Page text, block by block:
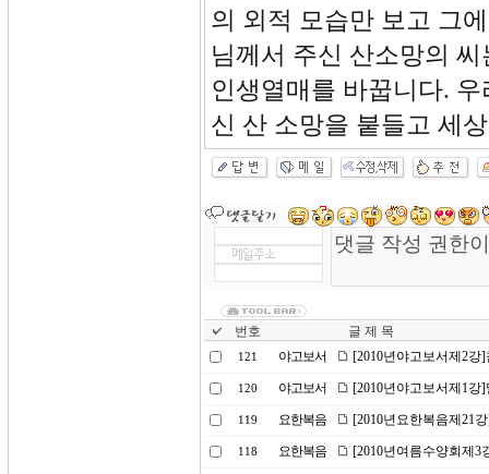
의 외적 모습만 보고 그
님께서 주신 산소망의
인생열매를 바꿉니다.
신 산 소망을 붙들고 세
번호 글 제 목
121 야고보서 [2010년야고보서제2강
120 야고보서 [2010년야고보서제1강
119 요한복음 [2010년요한복음제21
118 요한복음 [2010년여름수양회제3